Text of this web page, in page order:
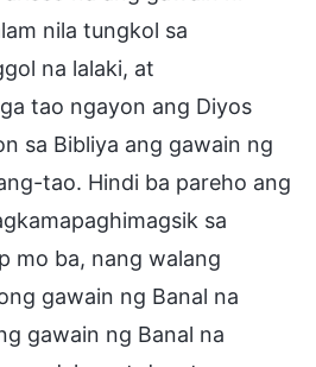
nila tungkol sa
na lalaki, at
tao ngayon ang Diyos
sa Bibliya ang gawain ng
tao. Hindi ba pareho ang
sa
mo ba, nang walang
gawain ng Banal na
gawain ng Banal na